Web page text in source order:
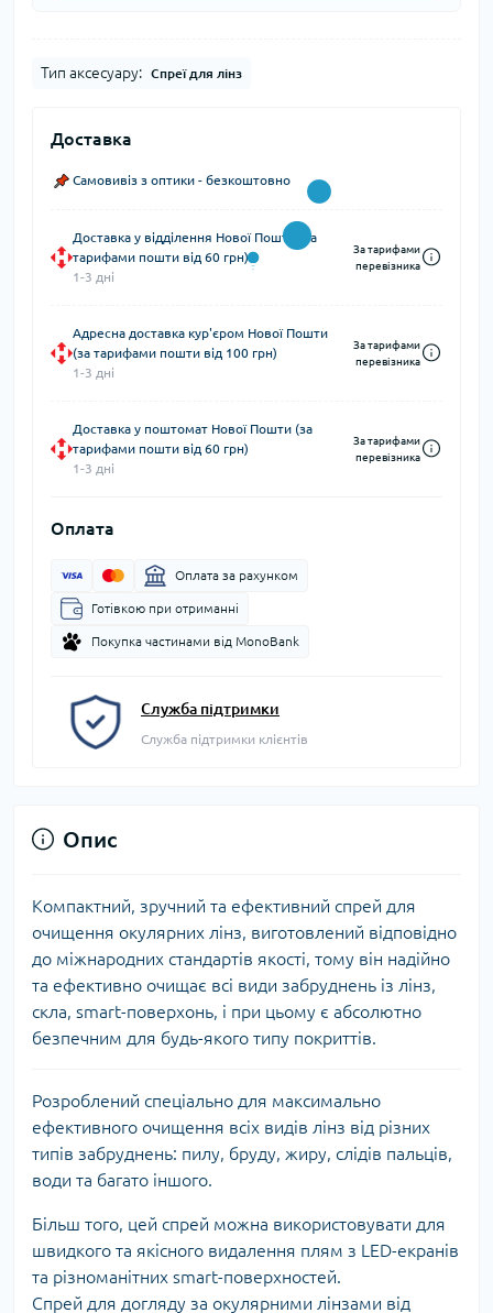
Тип аксесуару: Спреї для лінз
Доставка
Самовивіз з оптики - безкоштовно
Доставка у відділення Нової Пошти (за
тарифами пошти від 60 грн)
1-3 дні
За тарифами
перевізника
Адресна доставка кур'єром Нової Пошти
(за тарифами пошти від 100 грн)
1-3 дні
За тарифами
перевізника
Доставка у поштомат Нової Пошти (за
тарифами пошти від 60 грн)
1-3 дні
За тарифами
перевізника
Оплата
Оплата за рахунком
Готівкою при отриманні
Покупка частинами від MonoBank
Служба підтримки
Служба підтримки клієнтів
Опис
Компактний, зручний та ефективний спрей для
очищення окулярних лінз, виготовлений відповідно
до міжнародних стандартів якості, тому він надійно
та ефективно очищає всі види забруднень із лінз,
скла, smart-поверхонь, і при цьому є абсолютно
безпечним для будь-якого типу покриттів.
Розроблений спеціально для максимально
ефективного очищення всіх видів лінз від різних
типів забруднень: пилу, бруду, жиру, слідів пальців,
води та багато іншого.
Більш того, цей спрей можна використовувати для
швидкого та якісного видалення плям з LED-екранів
та різноманітних smart-поверхностей.
Спрей для догляду за окулярними лінзами від